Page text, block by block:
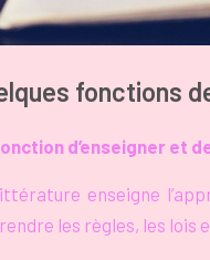
fonctions
d’enseigner et
enseigne
les règles, les lois